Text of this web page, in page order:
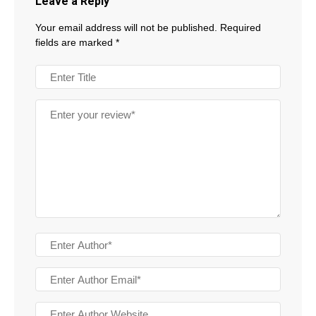
Your email address will not be published. Required
fields are marked *